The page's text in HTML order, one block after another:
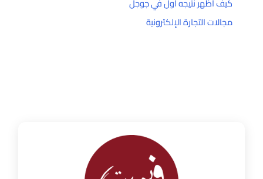
مجالات التجارة الإلكترونية